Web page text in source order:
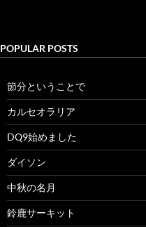
POPULAR POSTS
節分ということで
カルセオラリア
DQ9始めました
ダイソン
中秋の名月
鈴鹿サーキット